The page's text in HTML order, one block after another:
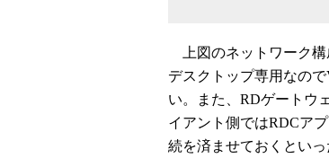
上図のネットワーク構
デスクトップ専用なの
い。また、RDゲートウ
イアント側ではRDCア
続を済ませておくといっ